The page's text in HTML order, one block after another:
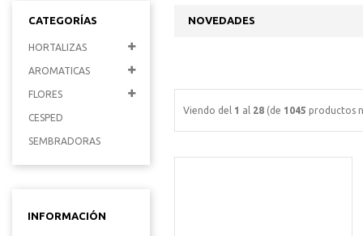
CATEGORÍAS
HORTALIZAS
AROMATICAS
FLORES
CESPED
SEMBRADORAS
INFORMACIÓN
NOVEDADES
Viendo del 1 al 28 (de 1045 productos